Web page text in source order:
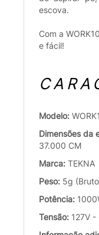
escova.
Com a
e fácil!
Modelo:
Dimensões da
37.000 CM
Marca: TEKNA
Peso: 5g
Potência:
Tensão: 127V -